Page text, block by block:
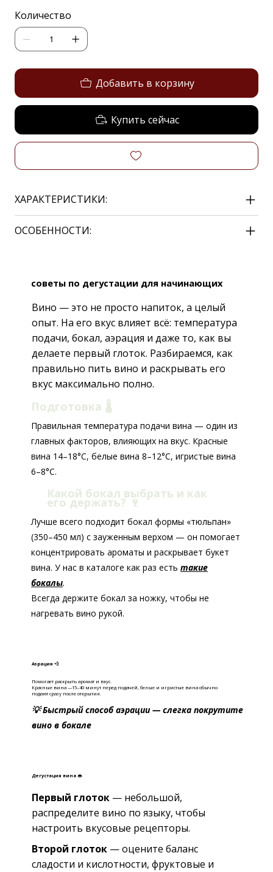
Количество
Добавить в корзину
Купить сейчас
ХАРАКТЕРИСТИКИ:
ОСОБЕННОСТИ:
Аэрация 💨
Помогает раскрыть аромат и вкус.
Красные вина —15–40 минут перед подачей, белые и игристые вина обычно
подают сразу после открытия.
💡 Быстрый способ аэрации — слегка покрутите
вино в бокале
Дегустация вина 👄
Первый глоток— небольшой,
распределите вино по языку, чтобы
настроить вкусовые рецепторы.
Второй глоток— оцените баланс
сладости и кислотности, фруктовые и
советы по дегустации для начинающих
Вино — это не просто напиток, а целый
опыт. На его вкус влияет всё: температура
подачи, бокал, аэрация и даже то, как вы
делаете первый глоток. Разбираемся, как
правильно пить вино и раскрывать его
вкус максимально полно.
Подготовка 🌡️
Правильная температура подачи вина — один из
главных факторов, влияющих на вкус. Красные
вина 14–18°C, белые вина 8–12°C, игристые вина
6–8°C.
Какой бокал выбрать и как
его держать?🍷
Лучше всего подходит бокал формы «тюльпан»
(350–450 мл) с зауженным верхом — он помогает
концентрировать ароматы и раскрывает букет
вина. У нас в каталоге как раз естьтакие
бокалы.
Всегда держите бокал за ножку, чтобы не
нагревать вино рукой.